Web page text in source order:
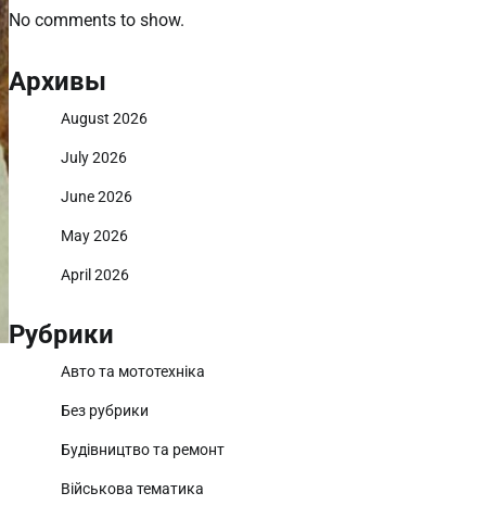
No comments to show.
Архивы
August 2026
July 2026
June 2026
May 2026
April 2026
Рубрики
Авто та мототехніка
Без рубрики
Будівництво та ремонт
Військова тематика